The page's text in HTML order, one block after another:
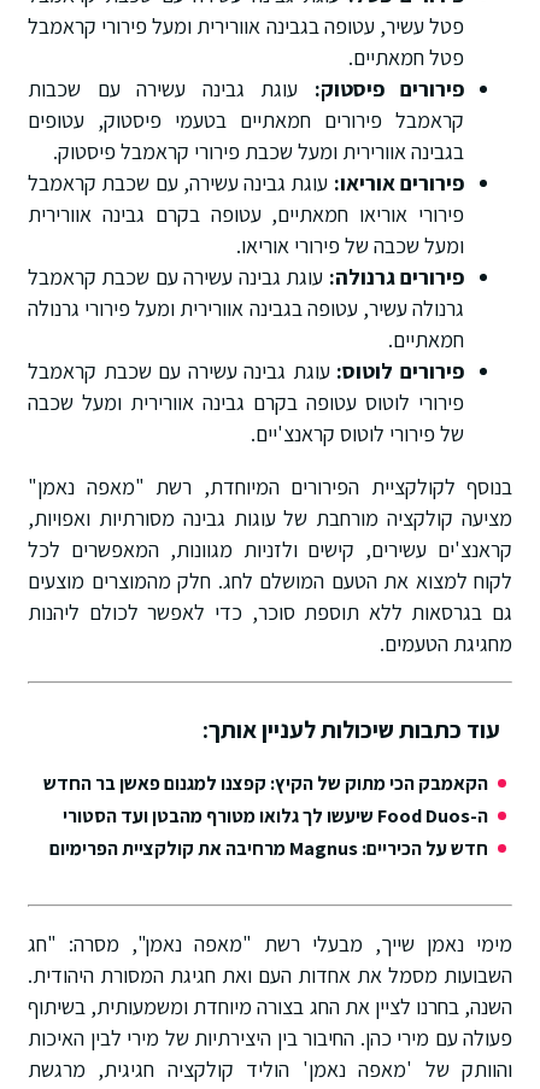
פטל עשיר, עטופה בגבינה אוורירית ומעל פירורי קראמבל
פטל חמאתיים.
פירורים פיסטוק: עוגת גבינה עשירה עם שכבות
קראמבל פירורים חמאתיים בטעמי פיסטוק, עטופים
בגבינה אוורירית ומעל שכבת פירורי קראמבל פיסטוק.
פירורים אוריאו: עוגת גבינה עשירה, עם שכבת קראמבל
פירורי אוריאו חמאתיים, עטופה בקרם גבינה אוורירית
ומעל שכבה של פירורי אוריאו.
פירורים גרנולה: עוגת גבינה עשירה עם שכבת קראמבל
גרנולה עשיר, עטופה בגבינה אוורירית ומעל פירורי גרנולה
חמאתיים.
פירורים לוטוס: עוגת גבינה עשירה עם שכבת קראמבל
פירורי לוטוס עטופה בקרם גבינה אוורירית ומעל שכבה
של פירורי לוטוס קראנצ'יים.
בנוסף לקולקציית הפירורים המיוחדת, רשת "מאפה נאמן"
מציעה קולקציה מורחבת של עוגות גבינה מסורתיות ואפויות,
קראנצ'ים עשירים, קישים ולזניות מגוונות, המאפשרים לכל
לקוח למצוא את הטעם המושלם לחג. חלק מהמוצרים מוצעים
גם בגרסאות ללא תוספת סוכר, כדי לאפשר לכולם ליהנות
מחגיגת הטעמים.
עוד כתבות שיכולות לעניין אותך:
הקאמבק הכי מתוק של הקיץ: קפצנו למגנום פאשן בר החדש
ה-Food Duos שיעשו לך גלואו מטורף מהבטן ועד הסטורי
חדש על הכיריים: Magnus מרחיבה את קולקציית הפרימיום
מימי נאמן שייך, מבעלי רשת "מאפה נאמן", מסרה: "חג
השבועות מסמל את אחדות העם ואת חגיגת המסורת היהודית.
השנה, בחרנו לציין את החג בצורה מיוחדת ומשמעותית, בשיתוף
פעולה עם מירי כהן. החיבור בין היצירתיות של מירי לבין האיכות
והוותק של 'מאפה נאמן' הוליד קולקציה חגיגית, מרגשת